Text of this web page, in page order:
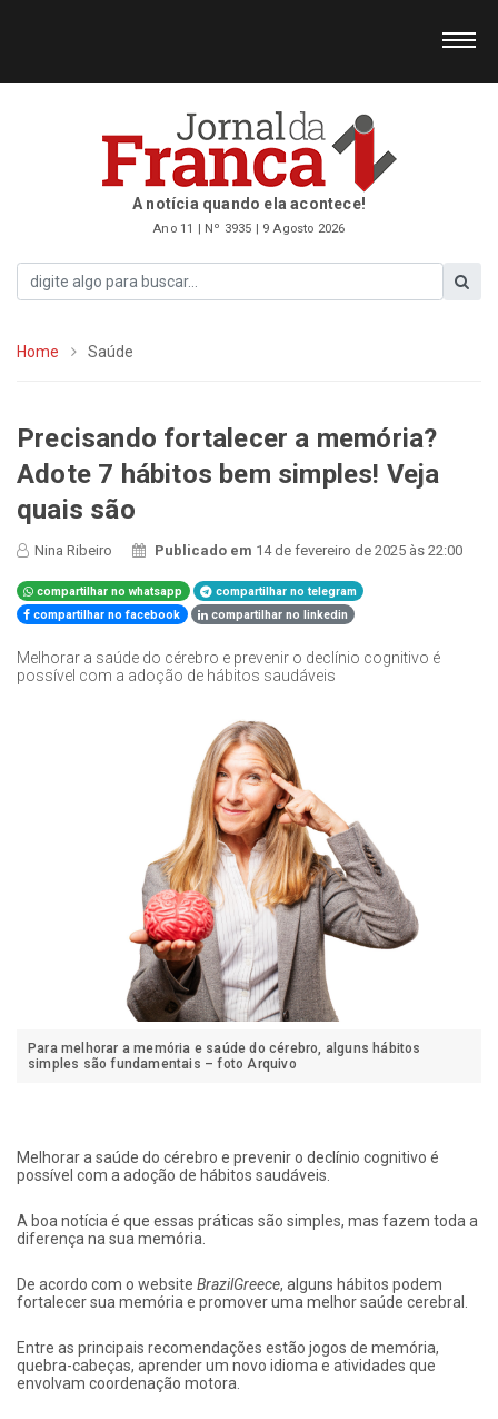
A notícia quando ela acontece!
Ano 11 | Nº 3935 | 9 Agosto 2026
Home Saúde
Precisando fortalecer a memória?
Adote 7 hábitos bem simples! Veja
quais são
Nina Ribeiro Publicado em 14 de fevereiro de 2025 às 22:00
compartilhar no whatsapp
compartilhar no telegram
compartilhar no facebook
compartilhar no linkedin
Melhorar a saúde do cérebro e prevenir o declínio cognitivo é
possível com a adoção de hábitos saudáveis
Para melhorar a memória e saúde do cérebro, alguns hábitos
simples são fundamentais – foto Arquivo
Melhorar a saúde do cérebro e prevenir o declínio cognitivo é
possível com a adoção de hábitos saudáveis.
A boa notícia é que essas práticas são simples, mas fazem toda a
diferença na sua memória.
De acordo com o website BrazilGreece, alguns hábitos podem
fortalecer sua memória e promover uma melhor saúde cerebral.
Entre as principais recomendações estão jogos de memória,
quebra-cabeças, aprender um novo idioma e atividades que
envolvam coordenação motora.